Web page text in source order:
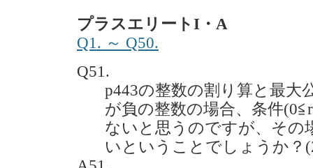
プラスエリートI・A
Q1. ～ Q50.
Q51.
p443の整数の割り算と最大
が負の整数の場合、条件
ないと思うのですが、その
いということでしょうか？